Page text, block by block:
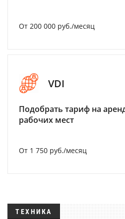
От 200 000 руб./месяц
VDI
Подобрать тариф на
рабочих мест
От 1 750 руб./месяц
ТЕХНИКА